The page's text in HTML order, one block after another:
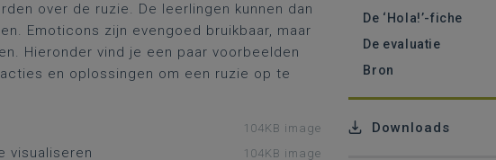
De ‘Hola!’-fiche
De evaluatie
Bron
Downloads
over de ruzie. De leerlingen kunnen dan
Emoticons zijn evengoed bruikbaar, maar
Hieronder vind je een paar voorbeelden
en oplossingen om een ruzie op te
104KB image
visualiseren 104KB image